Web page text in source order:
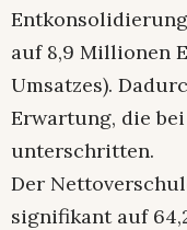
auf 8,9 Millionen
Umsatzes).
Erwartung, die
unterschritten.
Der
signifikant auf